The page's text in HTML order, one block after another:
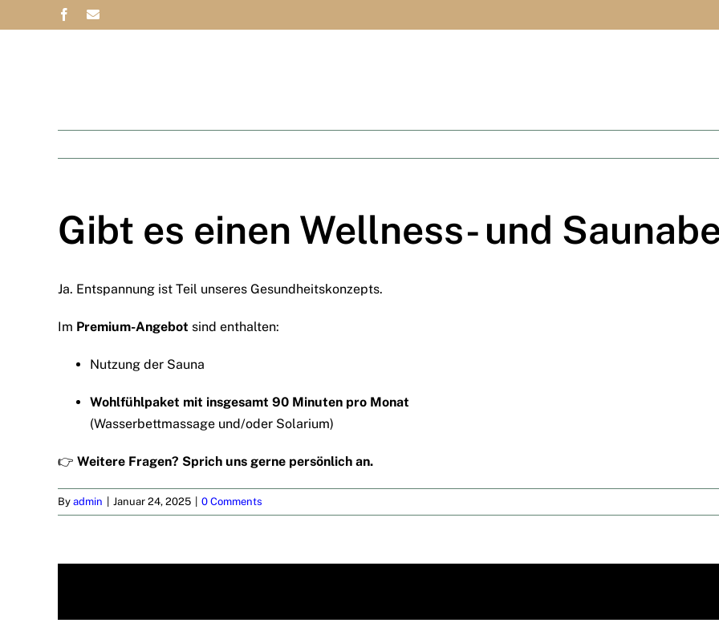
to
FacebookEmail
Gibt es einen Wellness- und
Ja. Entspannung ist Teil unseres Gesundheitskonzepts.
Im Premium-Angebot sind enthalten:
Nutzung der Sauna
Wohlfühlpaket mit insgesamt 90 Minuten pro Monat
(Wasserbettmassage und/oder Solarium)
👉 Weitere Fragen? Sprich uns gerne persönlich an.
By admin Januar 24, 2025 0 Comments